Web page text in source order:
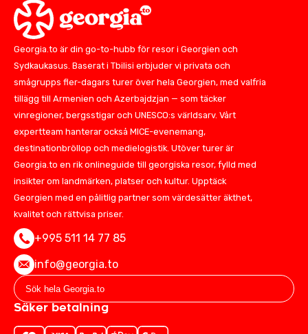
Georgia.to är din go-to-hubb för resor i Georgien och
Sydkaukasus. Baserat i Tbilisi erbjuder vi privata och
smågrupps fler-dagars turer över hela Georgien, med valfria
tillägg till Armenien och Azerbajdzjan — som täcker
vinregioner, bergsstigar och UNESCO:s världsarv. Vårt
expertteam hanterar också MICE-evenemang,
destinationbröllop och medielogistik. Utöver turer är
Georgia.to en rik onlineguide till georgiska resor, fylld med
insikter om landmärken, platser och kultur. Upptäck
Georgien med en pålitlig partner som värdesätter äkthet,
kvalitet och rättvisa priser.
+995 511 14 77 85
info@georgia.to
Säker betalning